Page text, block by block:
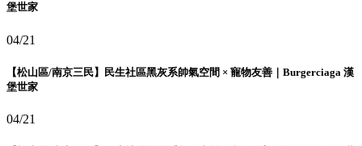
堡世家
04/21
【松山區/南京三民】民生社區黑灰系帥氣空間 × 寵物友善｜Burgerciaga 漢
堡世家
04/21